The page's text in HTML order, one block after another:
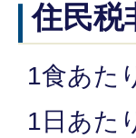
住民
1食あた
1日あた